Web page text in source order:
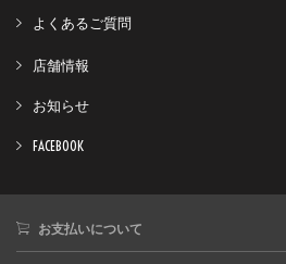
よくあるご質問
店舗情報
お知らせ
FACEBOOK
お支払いについて